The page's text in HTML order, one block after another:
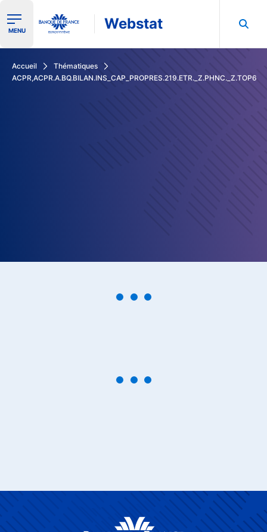
Ouvrir le menu de navigation
MENU Webstat
Accueil
Thématiques
ACPR,ACPR.A.BQ.BILAN.INS_CAP_PROPRES.219.ETR._Z.PHNC._Z.TOP6